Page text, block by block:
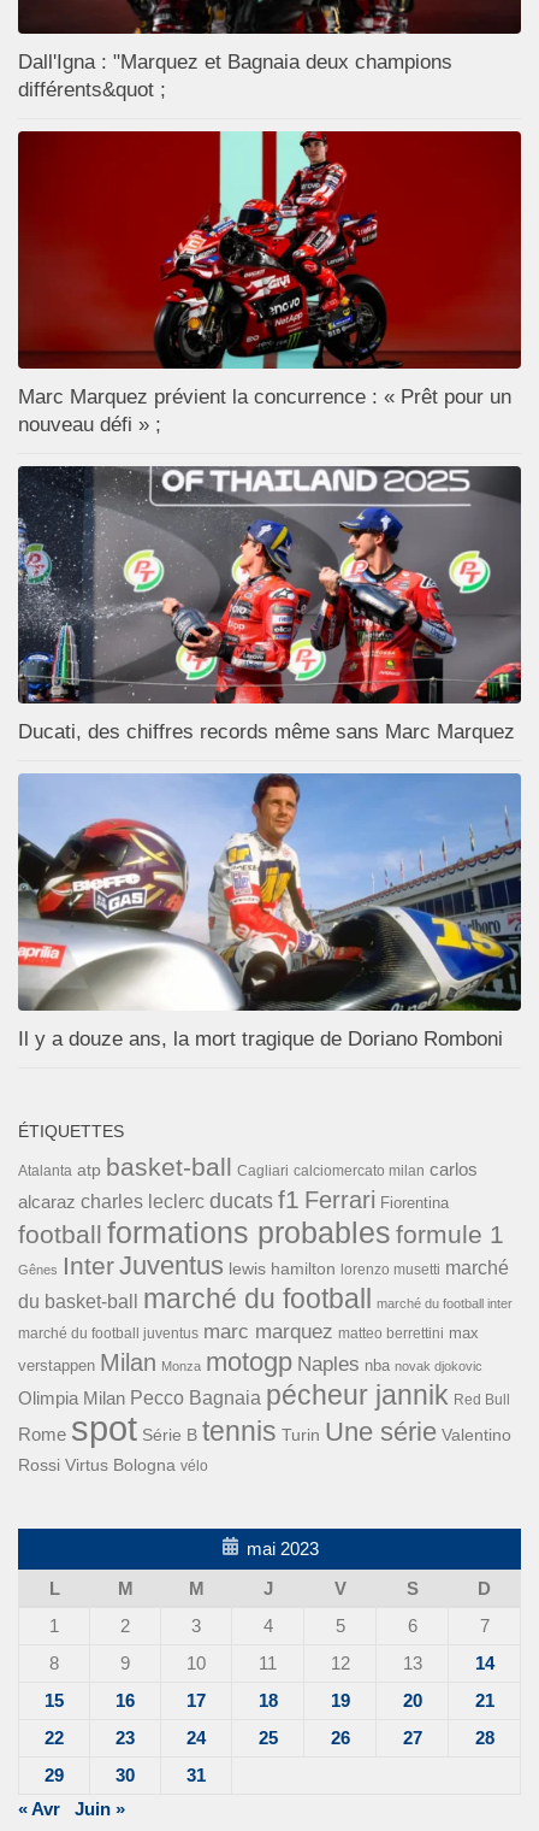
Dall'Igna : "Marquez et Bagnaia deux champions
différents&quot ;
Marc Marquez prévient la concurrence : « Prêt pour un
nouveau défi » ;
Ducati, des chiffres records même sans Marc Marquez
Il y a douze ans, la mort tragique de Doriano Romboni
ÉTIQUETTES
Atalanta atp basket-ball Cagliari calciomercato milan carlos
alcaraz charles leclerc ducats f1 Ferrari Fiorentina
football formations probables formule 1
Gênes InterJuventus lewis hamilton lorenzo musetti marché
du basket-ball
marché du football marché du football inter
marché du football juventus marc marquez matteo berrettini max
verstappen Milan Monza motogp Naples nba novak djokovic
Olimpia Milan Pecco Bagnaia pécheur jannik Red Bull
Rome spot Série B tennis Turin Une série Valentino
Rossi Virtus Bologna vélo
mai 2023
L
M M J V S
D
1
2 3 4 5 6
7
8
9 10 11 12 13
14
15
16 17 18 19 20
21
22
23 24 25 26 27
28
29
30
31
« Avr
Juin »